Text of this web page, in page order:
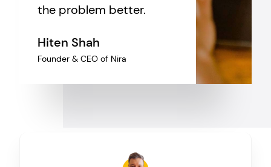
the problem better.
Hiten Shah
Founder & CEO of Nira